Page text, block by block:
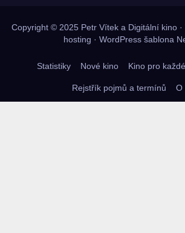
Copyright © 2025 Petr Vítek a Digitální kino
hosting · WordPress šablona
Statistiky Nové kino Kino pro
Rejstřík pojmů a termínů O